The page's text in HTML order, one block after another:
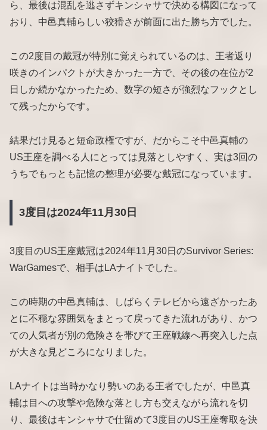
ら、最後は混乱を逃さずキンシャサで決める構図になって
おり、中邑真輔らしい狡猾さが前面に出た勝ち方でした。
この2度目の戴冠が特別に覚えられているのは、王者返り
咲きのインパクトが大きかった一方で、その後の在位が2
日しか続かなかったため、数字の短さが強烈なフックとし
て残ったからです。
結果だけ見ると短命政権ですが、だからこそ中邑真輔の
US王座を調べる人にとっては見落としやすく、実は3回の
うちでもっとも記憶の整理が必要な戴冠になっています。
3度目は2024年11月30日
3度目のUS王座戴冠は2024年11月30日のSurvivor Series:
WarGamesで、相手はLAナイトでした。
この時期の中邑真輔は、しばらくテレビから遠ざかったあ
とに不穏な雰囲気をまとって戻ってきた流れがあり、かつ
ての人気者が別の危険さを帯びて王座戦線へ再突入した点
が大きな見どころになりました。
LAナイトは当時かなり勢いのある王者でしたが、中邑真
輔は目への攻撃や危険な落とし方も交えながら流れを切
り、最後はキンシャサで仕留めて3度目のUS王座奪取を決